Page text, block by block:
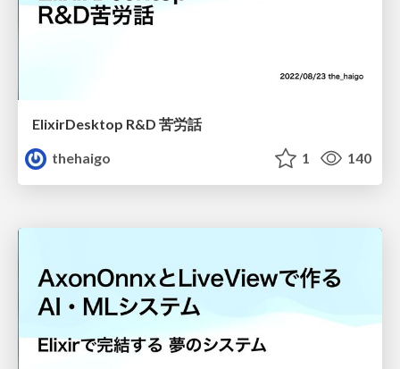
ElixirDesktop R&D 苦労話
thehaigo
1 140